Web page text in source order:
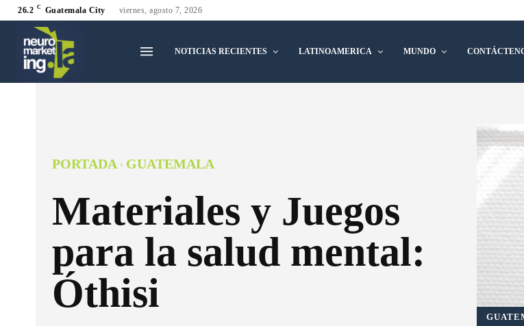
26.2 C Guatemala City viernes, agosto 7, 2026
NOTICIAS RECIENTES LATINOAMERICA MUNDO
PORTADA GUATEMALA
Materiales y Juegos
para la salud mental:
Óthisi